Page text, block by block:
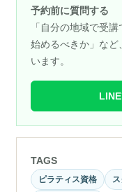
予約前に質問する
「自分の地域で受
始めるべきか」など
います。
TAGS
ピラティス資格